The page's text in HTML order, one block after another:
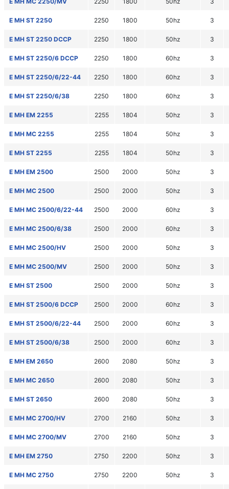
E MH ST 2250 2250 1800 50hz 3
E MH ST 2250 DCCP 2250 1800 50hz 3
E MH ST 2250/6 DCCP 2250 1800 60hz 3
E MH ST 2250/6/22-44 2250 1800 60hz 3
E MH ST 2250/6/38 2250 1800 60hz 3
E MH EM 2255 2255 1804 50hz 3
E MH MC 2255 2255 1804 50hz 3
E MH ST 2255 2255 1804 50hz 3
E MH EM 2500 2500 2000 50hz 3
E MH MC 2500 2500 2000 50hz 3
E MH MC 2500/6/22-44 2500 2000 60hz 3
E MH MC 2500/6/38 2500 2000 60hz 3
E MH MC 2500/HV 2500 2000 50hz 3
E MH MC 2500/MV 2500 2000 50hz 3
E MH ST 2500 2500 2000 50hz 3
E MH ST 2500/6 DCCP 2500 2000 60hz 3
E MH ST 2500/6/22-44 2500 2000 60hz 3
E MH ST 2500/6/38 2500 2000 60hz 3
E MH EM 2650 2600 2080 50hz 3
E MH MC 2650 2600 2080 50hz 3
E MH ST 2650 2600 2080 50hz 3
E MH MC 2700/HV 2700 2160 50hz 3
E MH MC 2700/MV 2700 2160 50hz 3
E MH EM 2750 2750 2200 50hz 3
E MH MC 2750 2750 2200 50hz 3